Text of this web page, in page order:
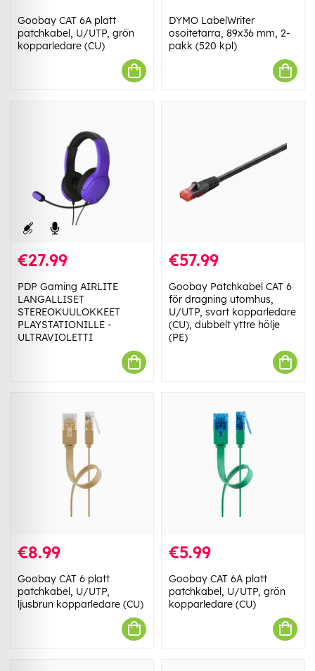
Goobay CAT 6A platt
patchkabel, U/UTP, grön
kopparledare (CU)
DYMO LabelWriter
osoitetarra, 89x36 mm, 2-
pakk (520 kpl)
€27.99
PDP Gaming AIRLITE
LANGALLISET
STEREOKUULOKKEET
PLAYSTATIONILLE -
ULTRAVIOLETTI
€57.99
Goobay Patchkabel CAT 6
för dragning utomhus,
U/UTP, svart kopparledare
(CU), dubbelt yttre hölje
(PE)
€8.99
Goobay CAT 6 platt
patchkabel, U/UTP,
ljusbrun kopparledare (CU)
€5.99
Goobay CAT 6A platt
patchkabel, U/UTP, grön
kopparledare (CU)